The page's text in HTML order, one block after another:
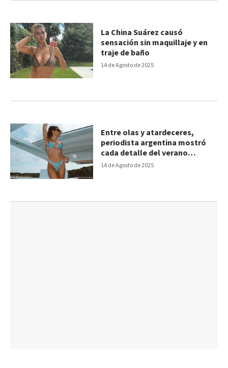
14 de Agosto de 2025
La China Suárez causó
sensación sin maquillaje y en
traje de baño
14 de Agosto de 2025
Entre olas y atardeceres,
periodista argentina mostró
cada detalle del verano
europeo